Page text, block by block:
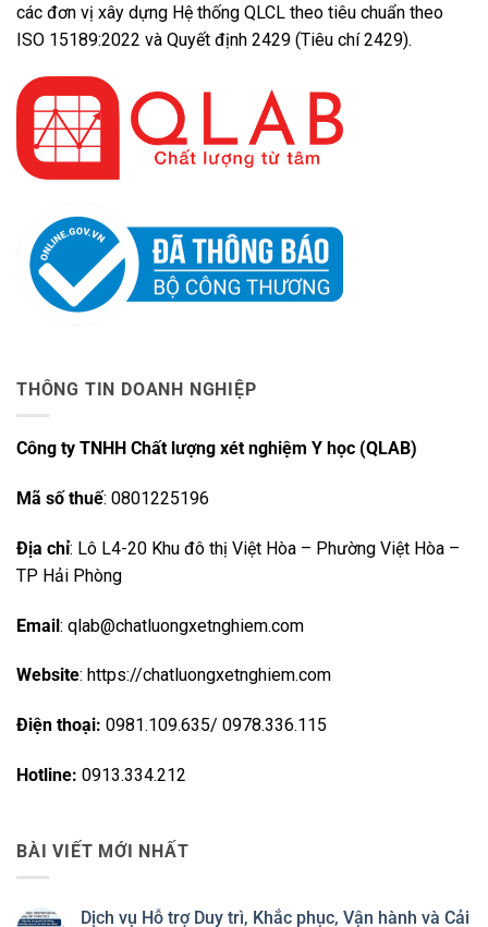
các đơn vị xây dựng Hệ thống QLCL theo tiêu chuẩn theo
ISO 15189:2022 và Quyết định 2429 (Tiêu chí 2429).
THÔNG TIN DOANH NGHIỆP
Công ty TNHH Chất lượng xét nghiệm Y học (QLAB)
Mã số thuế: 0801225196
Địa chỉ: Lô L4-20 Khu đô thị Việt Hòa – Phường Việt Hòa –
TP Hải Phòng
Email: qlab@chatluongxetnghiem.com
Website: https://chatluongxetnghiem.com
Điện thoại: 0981.109.635/ 0978.336.115
Hotline: 0913.334.212
BÀI VIẾT MỚI NHẤT
Dịch vụ Hỗ trợ Duy trì, Khắc phục, Vận hành và Cải